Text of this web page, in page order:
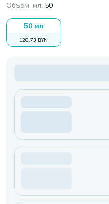
Объем, мл: 50
50 мл
120,73 BYN